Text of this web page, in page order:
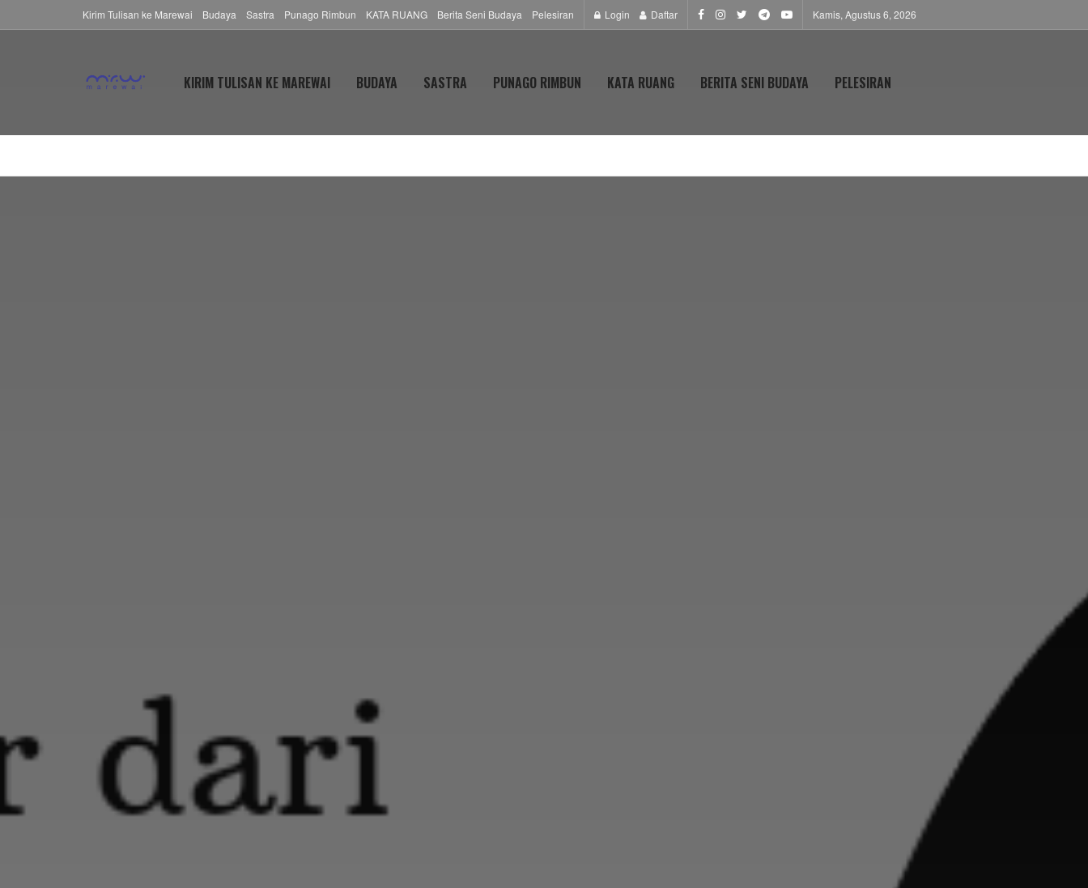
Kirim Tulisan ke Marewai Budaya Sastra Punago Rimbun KATA RUANG Berita Seni Budaya Pelesiran Login Daftar Kamis, Agustus 6, 2026
KIRIM TULISAN KE MAREWAI BUDAYA SASTRA PUNAGO RIMBUN KATA RUANG BERITA SENI BUDAYA PELESIRAN